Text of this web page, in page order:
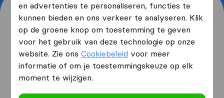
en advertenties te personaliseren, functies te
kunnen bieden en ons verkeer te analyseren. Klik
op de groene knop om toestemming te geven
voor het gebruik van deze technologie op onze
website. Zie onsCookiebeleid voor meer
informatie of om je toestemmingskeuze op elk
moment te wijzigen.
Waar woon je nu en waar
verhuis je naartoe?